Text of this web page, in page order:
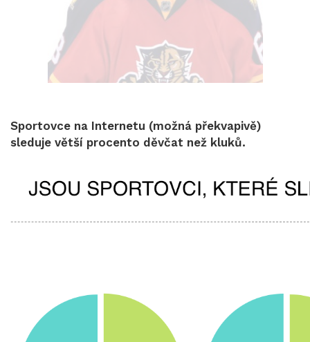
Sportovce na Internetu (možná překvapivě)
sleduje větší procento děvčat než kluků.